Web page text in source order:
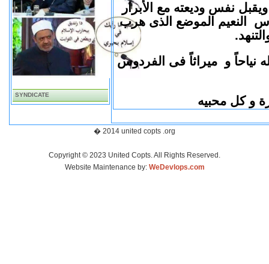
SYNDICATE
نفس وديعته مع الأبرار
النعيم الموضع الذى هرب
التنهد.
نياحاً و ميراثاً فى الفردوس
و كل محبيه
� 2014 united copts .org
Copyright © 2023 United Copts. All Rights Reserved.
Website Maintenance by: WeDevlops.com